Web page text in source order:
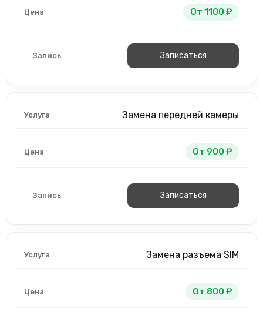
От 1100 ₽
Записаться
Замена передней камеры
От 900 ₽
Записаться
Замена разъема SIM
От 800 ₽